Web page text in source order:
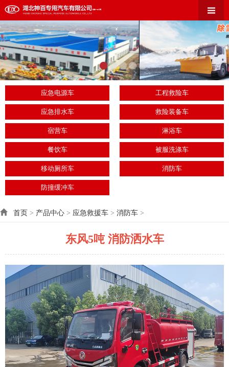
应急电源车 工程救险车
应急排水车 救险装备车
宿营车 淋浴车
餐饮车 被服洗涤车
移动厕所车 消防车
防撞缓冲车
首页 > 产品中心 > 应急救援车 > 消防车 >
东风5吨 消防洒水车